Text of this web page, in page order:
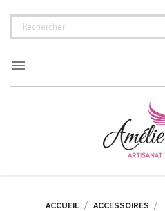

ACCUEIL ACCESSOIRES